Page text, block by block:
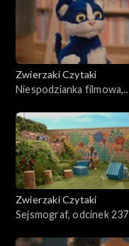
Zwierzaki Czytaki
Niespodzianka filmowa,
Zwierzaki Czytaki
Sejsmograf, odcinek 237